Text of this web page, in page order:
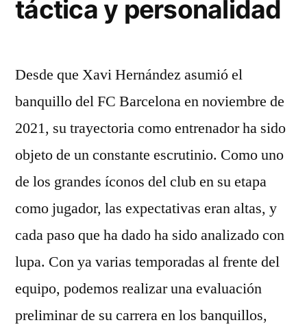
táctica y personalidad
Desde que Xavi Hernández asumió el
banquillo del FC Barcelona en noviembre de
2021, su trayectoria como entrenador ha sido
objeto de un constante escrutinio. Como uno
de los grandes íconos del club en su etapa
como jugador, las expectativas eran altas, y
cada paso que ha dado ha sido analizado con
lupa. Con ya varias temporadas al frente del
equipo, podemos realizar una evaluación
preliminar de su carrera en los banquillos,